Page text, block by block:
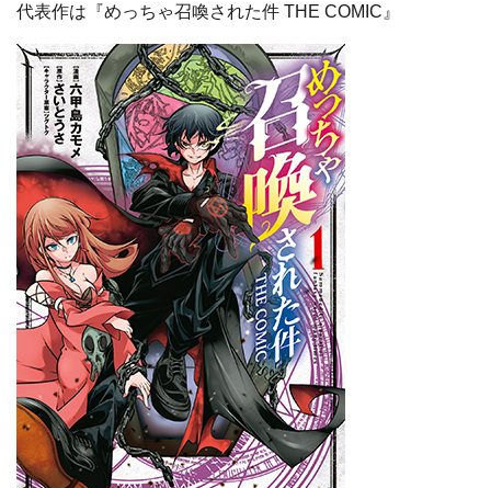
代表作は『めっちゃ召喚された件 THE COMIC』